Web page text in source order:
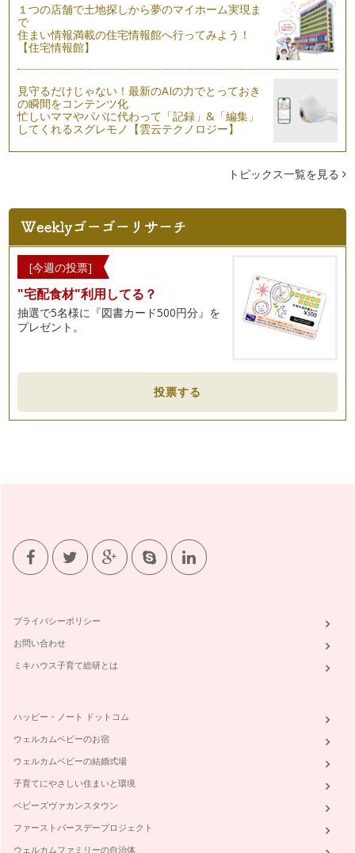
１つの店舗で土地探しから夢のマイホーム実現ま
で
住まい情報満載の住宅情報館へ行ってみよう！
【住宅情報館】
見守るだけじゃない！最新のAIの力でとっておき
の瞬間をコンテンツ化
忙しいママやパパに代わって「記録」&「編集」
してくれるスグレモノ【雲云テクノロジー】
トピックス一覧を見る
[今週の投票]
"宅配食材"利用してる？
抽選で5名様に『図書カード500円分』を
プレゼント。
投票する
プライバシーポリシー
お問い合わせ
ミキハウス子育て総研とは
ハッピー・ノート ドットコム
ウェルカムベビーのお宿
ウェルカムベビーの結婚式場
子育てにやさしい住まいと環境
ベビーズヴァカンスタウン
ファーストバースデープロジェクト
ウェルカムファミリーの自治体